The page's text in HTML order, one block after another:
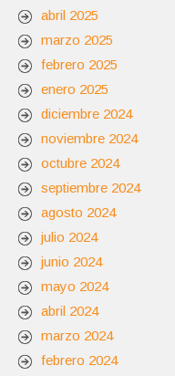
abril 2025
marzo 2025
febrero 2025
enero 2025
diciembre 2024
noviembre 2024
octubre 2024
septiembre 2024
agosto 2024
julio 2024
junio 2024
mayo 2024
abril 2024
marzo 2024
febrero 2024